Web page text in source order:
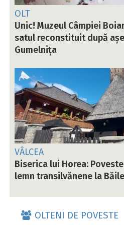
OLT
Unic! Muzeul Câmpiei
satul reconstituit după
Gumelnița
VÂLCEA
Biserica lui Horea:
lemn transilvănene la
OLTENI DE POVESTE